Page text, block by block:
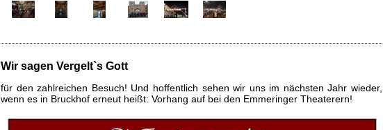
Wir sagen Vergelt`s Gott
für den zahlreichen Besuch! Und hoffentlich sehen wir uns im nächsten Jahr wieder,
wenn es in Bruckhof erneut heißt: Vorhang auf bei den Emmeringer Theaterern!